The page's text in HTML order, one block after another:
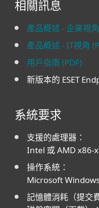
相關訊息
產品概述 - 企業視
產品概述 - IT視角
用戶指南 (PDF)
新版本的 ESET
系統要求
支援的處理器：
Intel 或 AMD x86-
操作系統：
Microsoft
記憶體消耗（提交